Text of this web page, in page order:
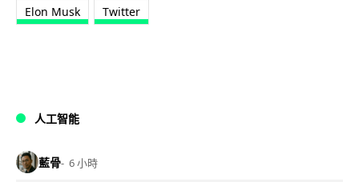
Elon Musk Twitter
人工智能
藍骨 6 小時